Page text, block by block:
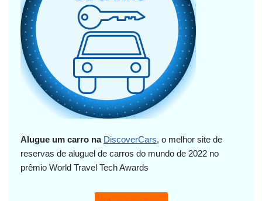
Alugue um carro na DiscoverCars, o melhor site de
reservas de aluguel de carros do mundo de 2022 no
prêmio World Travel Tech Awards